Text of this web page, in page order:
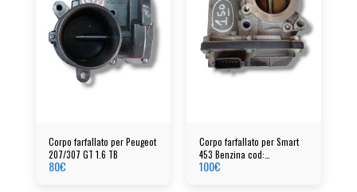
Corpo farfallato per Peugeot
207/307 GT 1.6 TB
80€
Corpo farfallato per Smart
453 Benzina cod:
8201354832 a2c37725700
100€